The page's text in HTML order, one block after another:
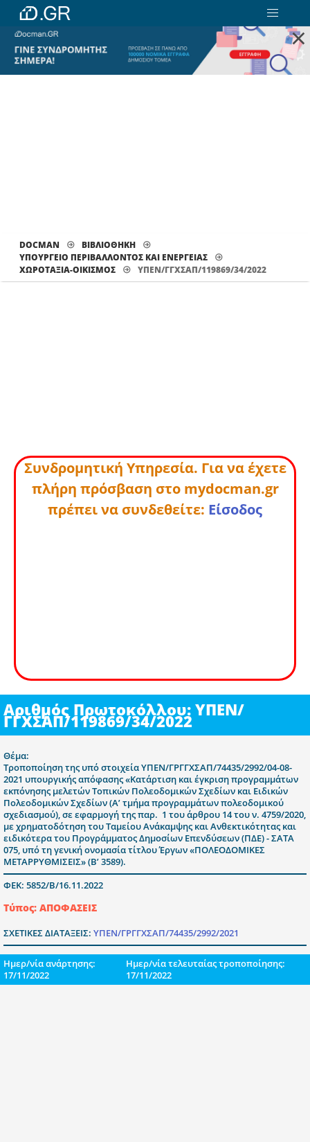
×
DOCMAN
ΒΙΒΛΙΟΘΗΚΗ
ΥΠΟΥΡΓΕΙΟ ΠΕΡΙΒΑΛΛΟΝΤΟΣ ΚΑΙ ΕΝΕΡΓΕΙΑΣ
ΧΩΡΟΤΑΞΊΑ-ΟΙΚΙΣΜΌΣ
ΥΠΕΝ/ΓΓΧΣΑΠ/119869/34/2022
Συνδρομητική Υπηρεσία. Για να έχετε
πλήρη πρόσβαση στο mydocman.gr
πρέπει να συνδεθείτε: Είσοδος
Αριθμός Πρωτοκόλλου: ΥΠΕΝ/
ΓΓΧΣΑΠ/119869/34/2022
Θέμα:
Τροποποίηση της υπό στοιχεία ΥΠΕΝ/ΓΡΓΓΧΣΑΠ/74435/2992/04-08-
2021 υπουργικής απόφασης «Κατάρτιση και έγκριση προγραμμάτων
εκπόνησης μελετών Τοπικών Πολεοδομικών Σχεδίων και Ειδικών
Πολεοδομικών Σχεδίων (Α’ τμήμα προγραμμάτων πολεοδομικού
σχεδιασμού), σε εφαρμογή της παρ. 1 του άρθρου 14 του ν. 4759/2020,
με χρηματοδότηση του Ταμείου Ανάκαμψης και Ανθεκτικότητας και
ειδικότερα του Προγράμματος Δημοσίων Επενδύσεων (ΠΔΕ) - ΣΑΤΑ
075, υπό τη γενική ονομασία τίτλου Έργων «ΠΟΛΕΟΔΟΜΙΚΕΣ
ΜΕΤΑΡΡΥΘΜΙΣΕΙΣ» (Β’ 3589).
ΦΕΚ: 5852/Β/16.11.2022
Τύπος: ΑΠΟΦΑΣΕΙΣ
ΣΧΕΤΙΚΕΣ ΔΙΑΤΑΞΕΙΣ: ΥΠΕΝ/ΓΡΓΓΧΣΑΠ/74435/2992/2021
Ημερ/νία ανάρτησης:
17/11/2022
Ημερ/νία τελευταίας τροποποίησης:
17/11/2022